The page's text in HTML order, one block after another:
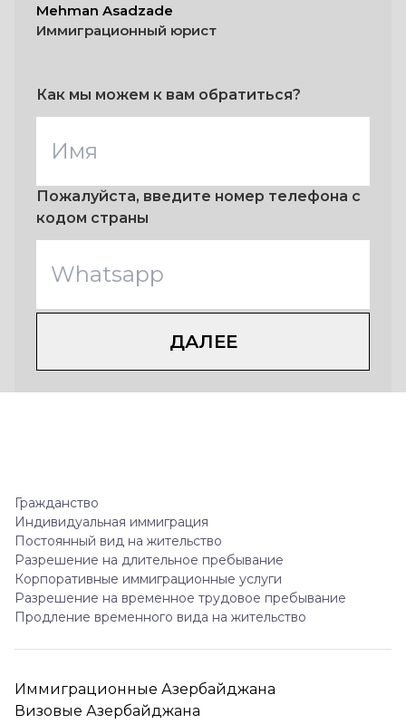
Mehman Asadzade
Иммиграционный юрист
Как мы можем к вам обратиться?
Пожалуйста, введите номер телефона с
кодом страны
ДАЛЕЕ
Гражданство
Индивидуальная иммиграция
Постоянный вид на жительство
Разрешение на длительное пребывание
Корпоративные иммиграционные услуги
Разрешение на временное трудовое пребывание
Продление временного вида на жительство
Иммиграционные Азербайджана
Визовые Азербайджана